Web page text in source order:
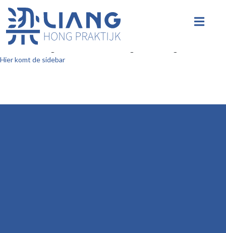
Na Yan (Zhong) – de samenwerking is beëindigd
Hier komt de sidebar